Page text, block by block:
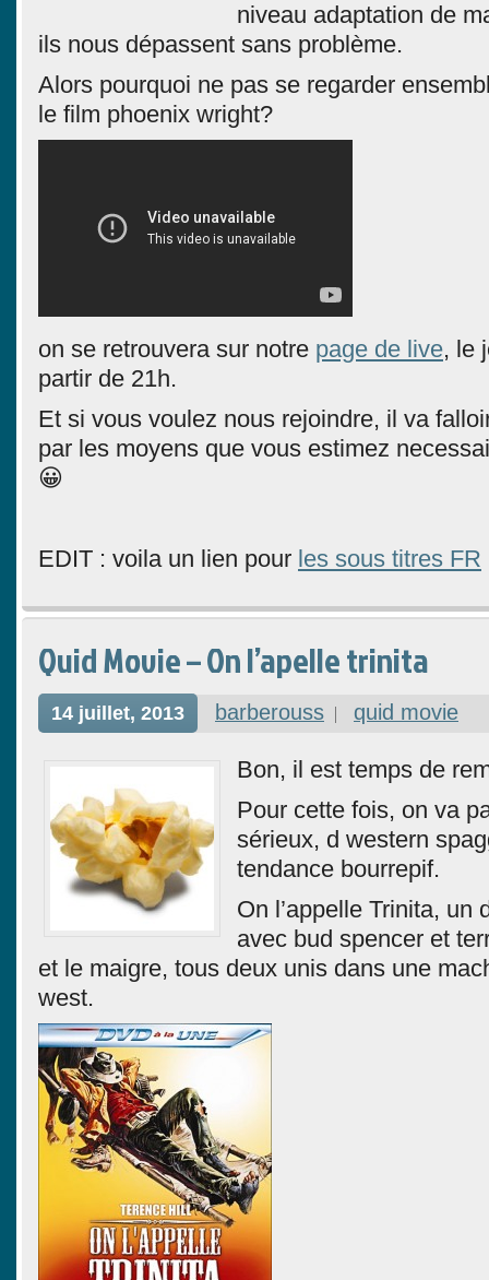
niveau adaptation de
ils nous dépassent sans problème.
Alors pourquoi ne pas se regarder
le film phoenix wright?
on se retrouvera sur notre page de live, le
partir de 21h.
Et si vous voulez nous rejoindre, il va
par les moyens que vous estimez
😀
EDIT : voila un lien pour les sous titres FR
Quid Movie – On l’apelle trinita
14 juillet, 2013 barberouss quid movie
Bon, il est temps de
Pour cette fois, on va
sérieux, d western
tendance bourrepif.
On l’appelle Trinita, un
avec bud spencer et
et le maigre, tous deux unis dans une
west.